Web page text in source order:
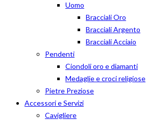
Uomo
Bracciali Oro
Bracciali Argento
Bracciali Acciaio
Pendenti
Ciondoli oro e diamanti
Medaglie e croci religiose
Pietre Preziose
Accessori e Servizi
Cavigliere